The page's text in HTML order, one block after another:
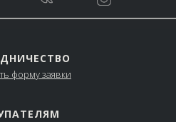
форму заявки